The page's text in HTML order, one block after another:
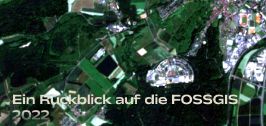
Ein Rückblick auf die FOSSGIS
2022